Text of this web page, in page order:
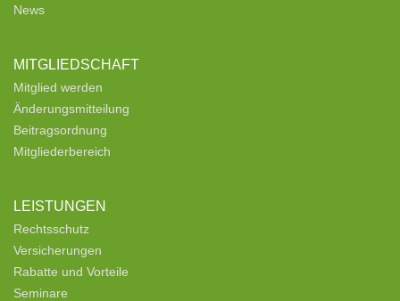
News
MITGLIEDSCHAFT
Mitglied werden
Änderungsmitteilung
Beitragsordnung
Mitgliederbereich
LEISTUNGEN
Rechtsschutz
Versicherungen
Rabatte und Vorteile
Seminare